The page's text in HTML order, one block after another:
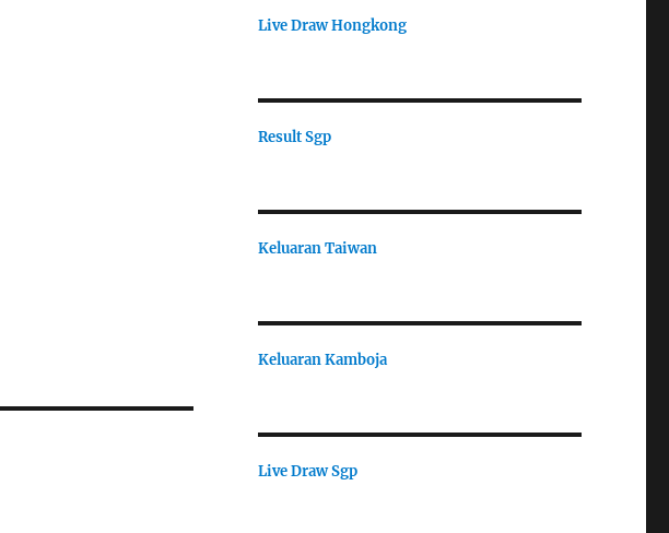
Live Draw Hongkong
Result Sgp
Keluaran Taiwan
Keluaran Kamboja
Live Draw Sgp